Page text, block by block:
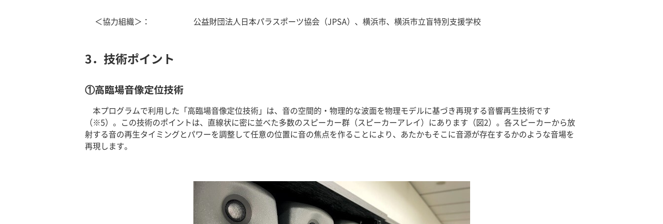
＜協力組織＞： 公益財団法人日本パラスポーツ協会（JPSA）、横浜市、横浜市立盲特別支援学校
3．技術ポイント
①高臨場音像定位技術
本プログラムで利用した「高臨場音像定位技術」は、音の空間的・物理的な波面を物理モデルに基づき再現する音響再生技術です
（※5）。この技術のポイントは、直線状に密に並べた多数のスピーカー群（スピーカーアレイ）にあります（図2）。各スピーカーから放
射する音の再生タイミングとパワーを調整して任意の位置に音の焦点を作ることにより、あたかもそこに音源が存在するかのような音場を
再現します。